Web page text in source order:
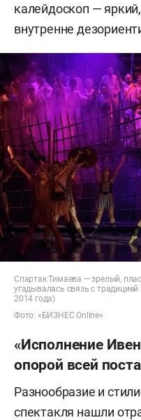
калейдоскоп —
внутренне
Спартак Тимаева — зрелый,
угадывалась связь с
2014 года)
Фото: «БИЗНЕС Online»
«Исполнение
опорой всей
Разнообразие и
спектакля нашли